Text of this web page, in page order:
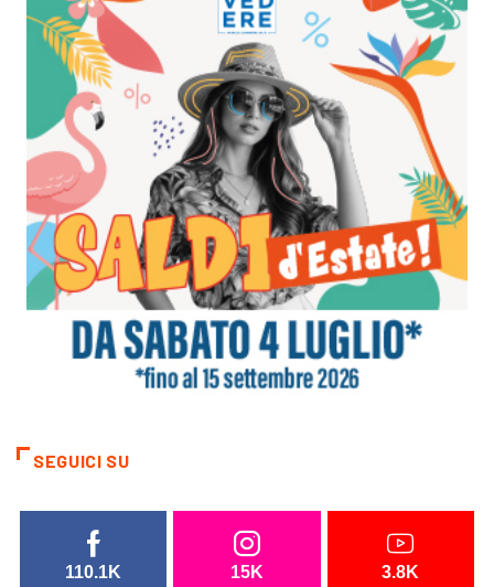
SEGUICI SU
110.1K 15K 3.8K